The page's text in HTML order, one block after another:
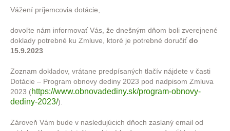
Vážení príjemcovia dotácie,
dovoľte nám informovať Vás, že dnešným dňom boli zverejnené
doklady potrebné ku Zmluve, ktoré je potrebné doručiťdo
15.9.2023
Zoznam dokladov, vrátane predpísaných tlačív nájdete v časti
Dotácie – Program obnovy dediny 2023 pod nadpisom Zmluva
2023 (https://www.obnovadediny.sk/program-obnovy-
dediny-2023/).
Zároveň Vám bude v nasledujúcich dňoch zaslaný email od